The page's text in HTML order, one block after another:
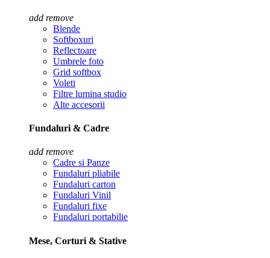
add remove
Blende
Softboxuri
Reflectoare
Umbrele foto
Grid softbox
Voleti
Filtre lumina studio
Alte accesorii
Fundaluri & Cadre
add remove
Cadre si Panze
Fundaluri pliabile
Fundaluri carton
Fundaluri Vinil
Fundaluri fixe
Fundaluri portabilie
Mese, Corturi & Stative